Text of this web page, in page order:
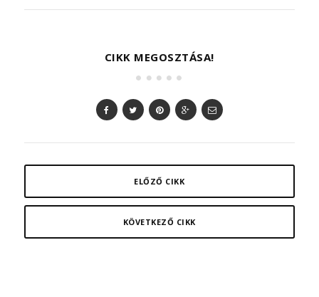
CIKK MEGOSZTÁSA!
ELŐZŐ CIKK
KÖVETKEZŐ CIKK